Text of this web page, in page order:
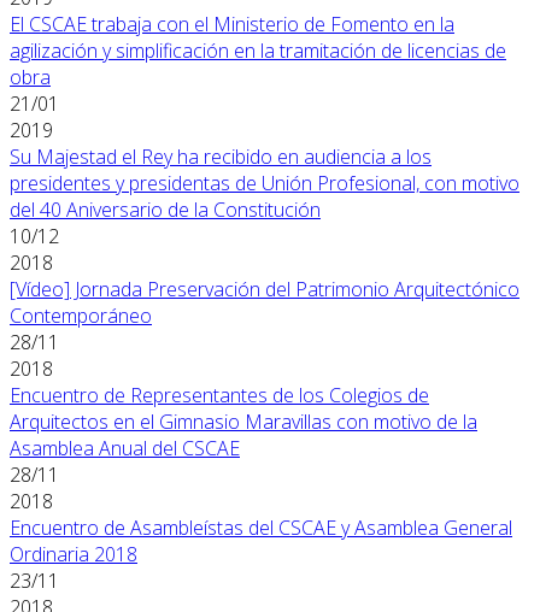
El CSCAE trabaja con el Ministerio de Fomento en la
agilización y simplificación en la tramitación de licencias de
obra
21/01
2019
Su Majestad el Rey ha recibido en audiencia a los
presidentes y presidentas de Unión Profesional, con motivo
del 40 Aniversario de la Constitución
10/12
2018
[Vídeo] Jornada Preservación del Patrimonio Arquitectónico
Contemporáneo
28/11
2018
Encuentro de Representantes de los Colegios de
Arquitectos en el Gimnasio Maravillas con motivo de la
Asamblea Anual del CSCAE
28/11
2018
Encuentro de Asambleístas del CSCAE y Asamblea General
Ordinaria 2018
23/11